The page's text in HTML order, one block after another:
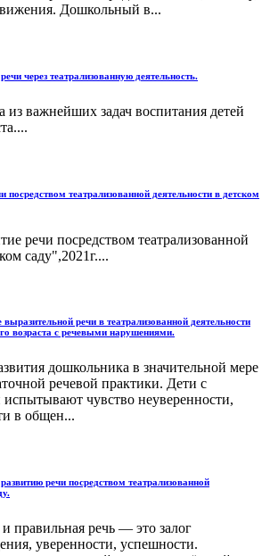
Дошкольный в...
через театрализованную деятельность.
из важнейших задач воспитания детей
посредством театрализованной деятельности в детском
речи посредством театрализованной
саду",2021г....
речи в театрализованной деятельности
возраста с речевыми нарушениями.
дошкольника в значительной мере
речевой практики. Дети с
испытывают чувство неуверенности,
в общен...
речи посредством театрализованной
правильная речь — это залог
уверенности, успешности.